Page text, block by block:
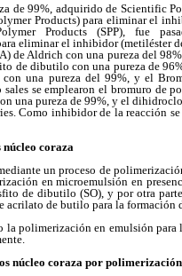
de 99%, adquirido de Scientific
Products) para eliminar el
Products (SPP), fue
eliminar el inhibidor (metiléster
de Aldrich con una pureza del
de dibutilo con una pureza de
una pureza del 99%, y el
se emplearon el bromuro
una pureza de 99%, y el
Como inhibidor de la reacción
coraza
un proceso de
en microemulsión en
de dibutilo (SO), y por otra
acrilato de butilo para la formación
la polimerización en emulsión
núcleo coraza por